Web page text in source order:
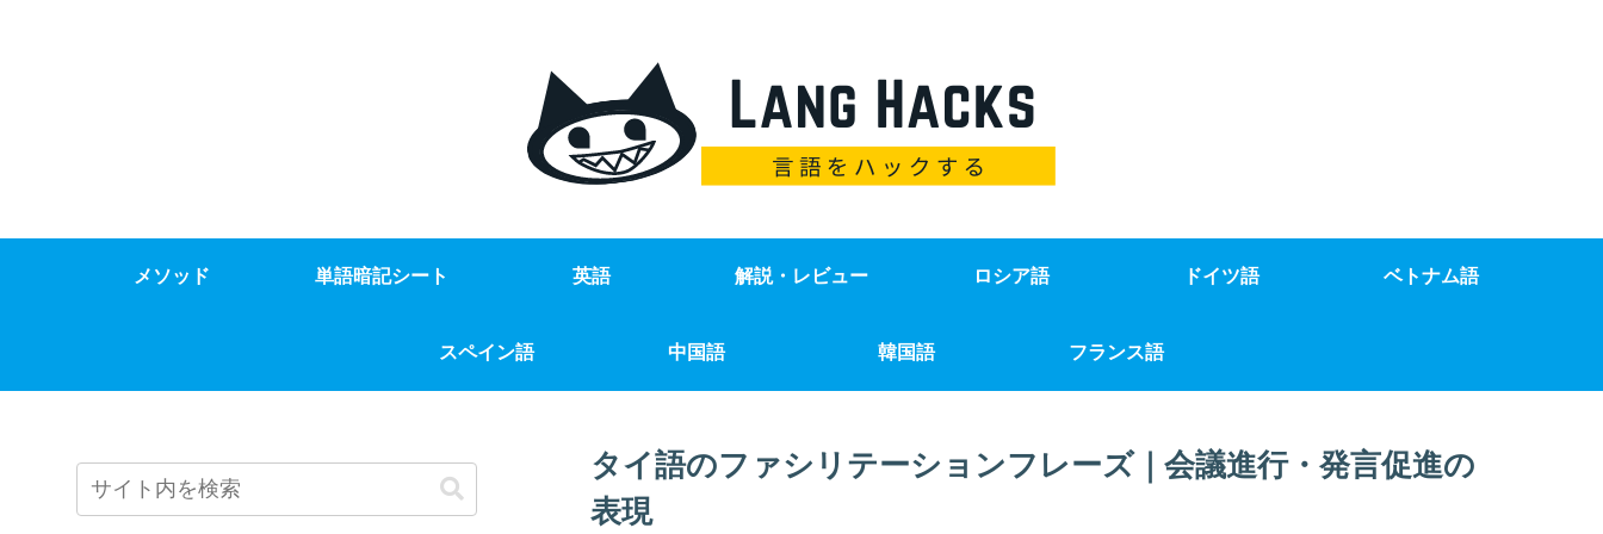
メソッド 単語暗記シート 英語 解説・レビュー ロシア語 ドイツ語 ベトナム語
スペイン語 中国語 韓国語 フランス語
タイ語のファシリテーションフレーズ｜会議進行・発言促進の
表現